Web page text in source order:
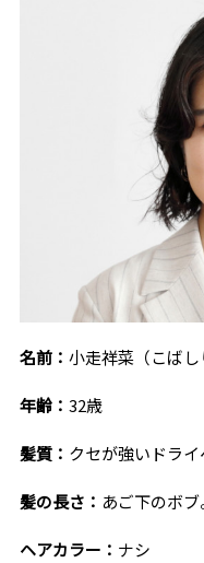
名前： 小走祥菜（こばし
年齢： 32歳
髪質： クセが強いドライ
髪の長さ： あご下のボ
ヘアカラー： ナシ